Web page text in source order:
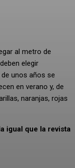
al metro de
elegir
unos años se
en verano y, de
naranjas, rojas
igual que la revista